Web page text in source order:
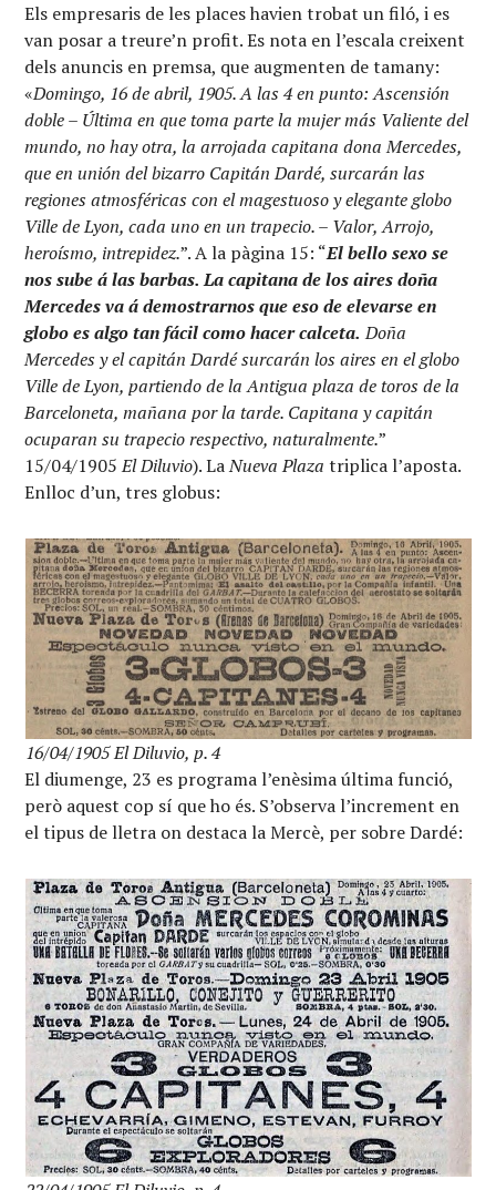
Els empresaris de les places havien trobat un filó, i es
van posar a treure’n profit. Es nota en l’escala creixent
dels anuncis en premsa, que augmenten de tamany:
«Domingo, 16 de abril, 1905. A las 4 en punto: Ascensión
doble – Última en que toma parte la mujer más Valiente del
mundo, no hay otra, la arrojada capitana dona Mercedes,
que en unión del bizarro Capitán Dardé, surcarán las
regiones atmosféricas con el magestuoso y elegante globo
Ville de Lyon, cada uno en un trapecio. – Valor, Arrojo,
heroísmo, intrepidez.”. A la pàgina 15: “El bello sexo se
nos sube á las barbas. La capitana de los aires doña
Mercedes va á demostrarnos que eso de elevarse en
globo es algo tan fácil como hacer calceta. Doña
Mercedes y el capitán Dardé surcarán los aires en el globo
Ville de Lyon, partiendo de la Antigua plaza de toros de la
Barceloneta, mañana por la tarde. Capitana y capitán
ocuparan su trapecio respectivo, naturalmente.”
15/04/1905El Diluvio). LaNueva Plaza triplica l’aposta.
Enlloc d’un, tres globus:
16/04/1905 El Diluvio, p. 4
El diumenge, 23 es programa l’enèsima última funció,
però aquest cop sí que ho és. S’observa l’increment en
el tipus de lletra on destaca la Mercè, per sobre Dardé: